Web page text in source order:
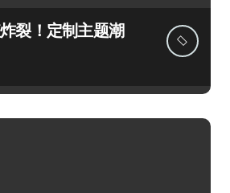
裂！定制主题潮